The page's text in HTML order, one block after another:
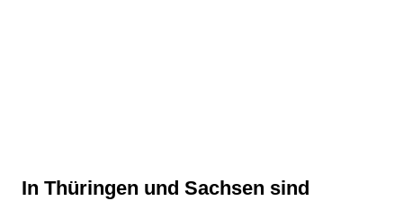
In Thüringen und Sachsen sind